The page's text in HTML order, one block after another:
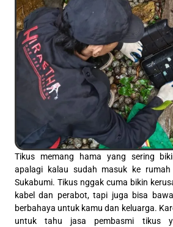
Tikus memang hama yang sering
apalagi kalau sudah masuk ke
Sukabumi. Tikus nggak cuma bikin
kabel dan perabot, tapi juga bisa
berbahaya untuk kamu dan keluarga.
untuk tahu jasa pembasmi tikus